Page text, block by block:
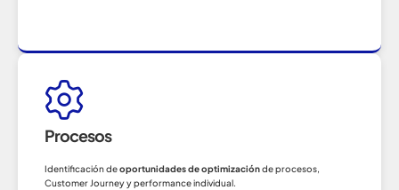
Procesos
Identificación deoportunidades de optimizaciónde procesos,
Customer Journey y performance individual.